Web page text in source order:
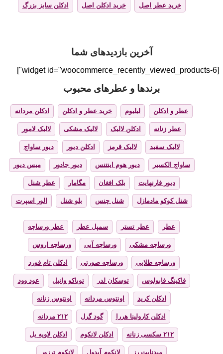
خرید عطر اصل خرید ادکلن اصل ادکلن سایز بزرگ
آخرین بازدیدهای شما
[widget id="woocommerce_recently_viewed_products-6"]
برندها و عطرهای محبوب
عطر و ادکلن لیلیوم خرید عطر و ادکلن ادکلن مردانه
عطر زنانه ادکلن لالیک لالیک مشکی لالیک لامور
لالیک سفید لالیک قرمز ادکلن دیور دیور ساواج
ساواج الکسیر دیور هوم اینتنس دیور جادور میس دیور
دیور فارنهایت بلک افغان مگامار عطر شنل
شنل کوکو مادمازل شنل چنس بلو شنل الور اسپرت
عطر عطر تستر سمپل عطر عطر ورساچه
ورساچه مشکی ورساچه آبی ورساچه اروس
ورساچه طلایی ورساچه صورتی ادکلن تام فورد
فاکینگ فابولوس توسکان لدر توباکو وانیل عود وود
ادکلن کرید اونتوس مردانه اونتوس زنانه
ادکلن کارولینا هررا گود گرل ۲۱۲ مردانه
۲۱۲ سکسی زنانه ادکلن لانکوم ادکلن لاویه بل
میدنایت رز لانکوم آیدول لانکوم ترزور